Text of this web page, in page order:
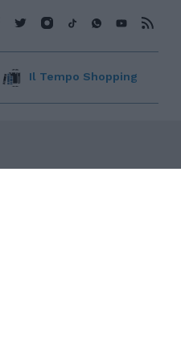
Credits
Il Tempo Shopping